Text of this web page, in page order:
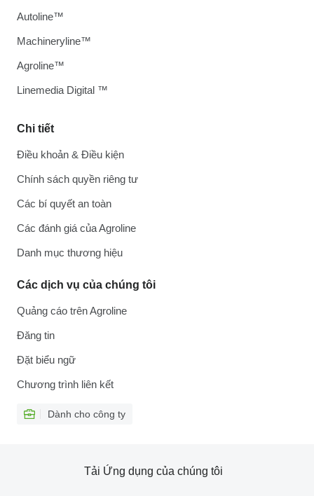
Chi tiết
Điều khoản & Điều kiện
Chính sách quyền riêng tư
Các bí quyết an toàn
Các đánh giá của Agroline
Danh mục thương hiệu
Các dịch vụ của chúng tôi
Quảng cáo trên Agroline
Đăng tin
Đặt biểu ngữ
Chương trình liên kết
Dành cho công ty
Autoline™
Machineryline™
Agroline™
Linemedia Digital ™
Tải Ứng dụng của chúng tôi